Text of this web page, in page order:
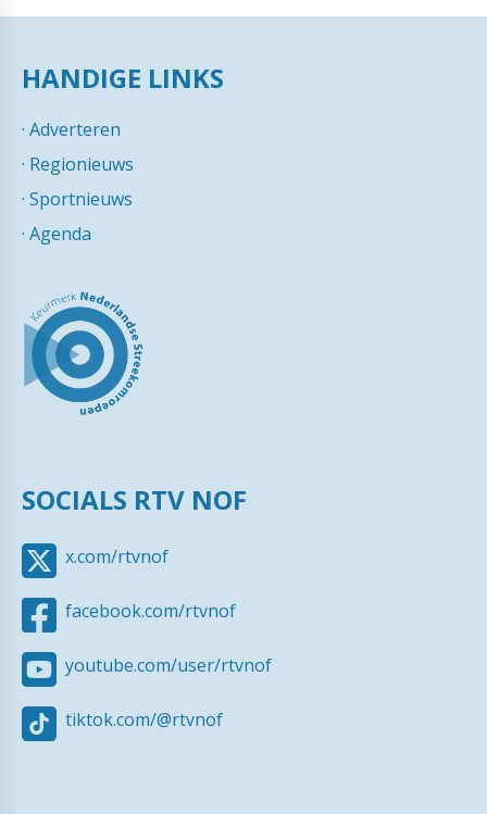
HANDIGE LINKS
· Adverteren
· Regionieuws
· Sportnieuws
· Agenda
SOCIALS RTV NOF
x.com/rtvnof
facebook.com/rtvnof
youtube.com/user/rtvnof
tiktok.com/@rtvnof